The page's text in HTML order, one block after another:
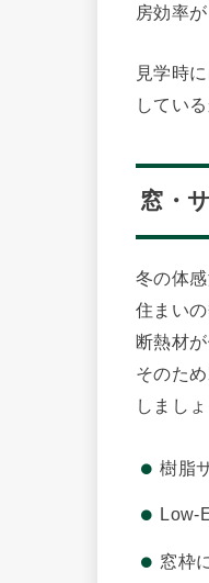
房効率
見学時
してい
窓・
冬の体
住まい
断熱材
そのた
しましょ
樹脂
Low-
窓枠